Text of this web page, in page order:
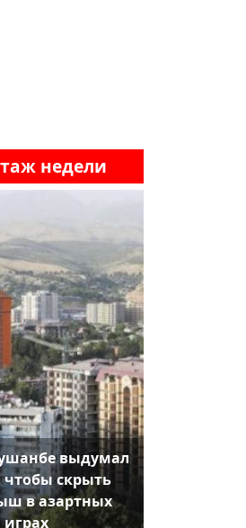
недели
выдумал
чтобы скрыть
в азартных
играх